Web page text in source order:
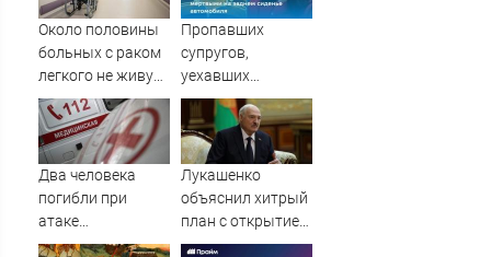
Около половины
больных с раком
легкого не живут
и года после
постановки
диагноза
Пропавших
супругов,
уехавших
отдыхать на
природу, нашли
мертвыми на
заднем сиденье
автомобиля
Два человека
погибли при
атаке
беспилотника по
Лукашенко
объяснил хитрый
план с открытием
границы для